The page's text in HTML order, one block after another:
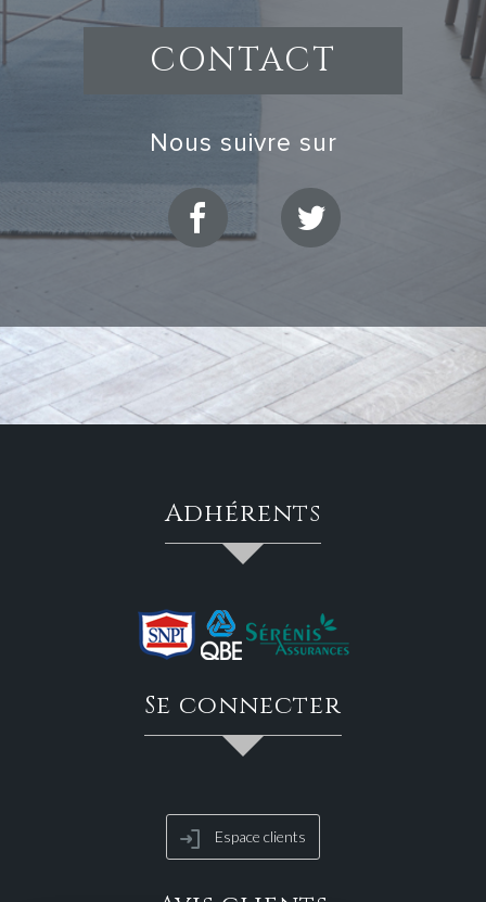
CONTACT
nous suivre sur
adhérents
se connecter
Espace clients